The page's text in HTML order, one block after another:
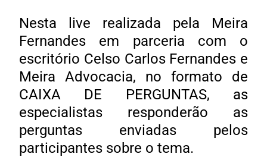
Nesta live realizada pela Meira
Fernandes em parceria com o
escritório Celso Carlos Fernandes e
Meira Advocacia, no formato de
CAIXA DE PERGUNTAS, as
especialistas responderão as
perguntas enviadas pelos
participantes sobre o tema.